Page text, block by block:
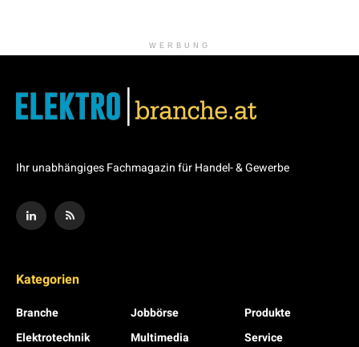
WERBUNG
Ihr unabhängiges Fachmagazin für Handel- & Gewerbe
Kategorien
Branche
Elektrotechnik
Jobbörse
Multimedia
Produkte
Service